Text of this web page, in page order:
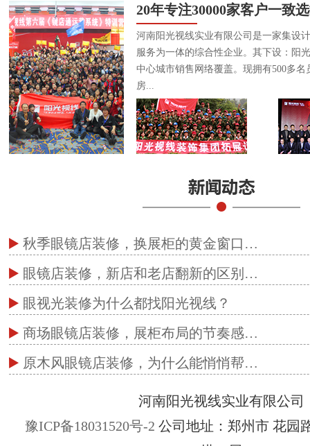
20年专注30000家客户一致
河南阳光视线实业有限公司是一家集设
服务为一体的综合性企业。其下设：阳
中心城市销售网络覆盖。现拥有500多
房...
秋季眼镜店装修，换展柜的黄金窗口…
眼镜店装修，新店和老店翻新的区别…
眼视光装修为什么都找阳光视线？
商场眼镜店装修，展柜布局的节奏感…
原木风眼镜店装修，为什么能悄悄帮…
河南阳光视线实业有限公司
豫ICP备18031520号-2 公司地址：郑州市 花园